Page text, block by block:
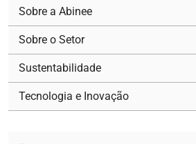
Sobre a Abinee
Sobre o Setor
Sustentabilidade
Tecnologia e Inovação